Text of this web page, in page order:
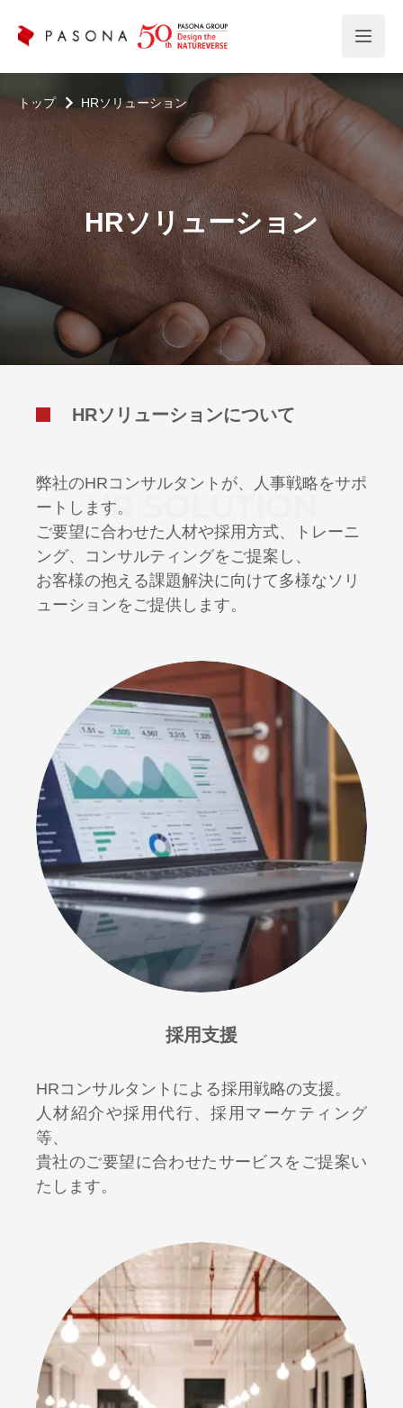
トップ HRソリューション
HRソリューション
HR SOLUTION
HRソリューションについて
弊社のHRコンサルタントが、人事戦略をサポ
ートします。
ご要望に合わせた人材や採用方式、トレーニ
ング、コンサルティングをご提案し、
お客様の抱える課題解決に向けて多様なソリ
ューションをご提供します。
採用支援
HRコンサルタントによる採用戦略の支援。
人材紹介や採用代行、採用マーケティング
等、
貴社のご要望に合わせたサービスをご提案い
たします。